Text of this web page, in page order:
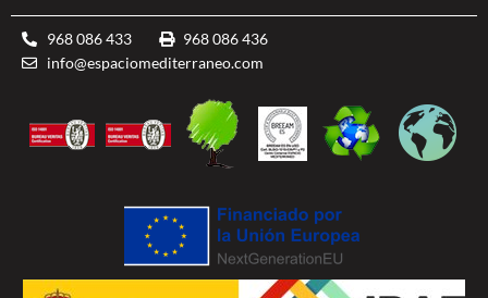
968 086 433
968 086 436
info@espaciomediterraneo.com